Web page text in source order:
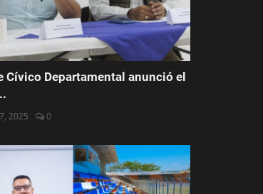
Cívico Departamental anunció el
2025 0